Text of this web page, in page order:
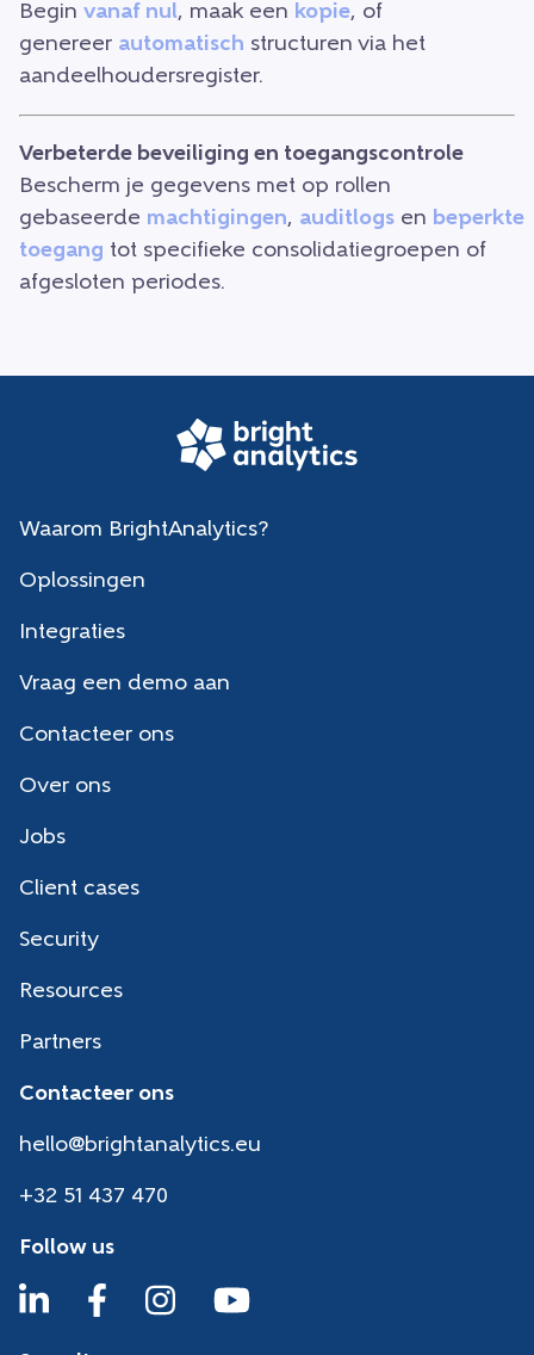
Begin vanaf nul, maak een kopie, of
genereer automatisch structuren via het
aandeelhoudersregister.
Verbeterde beveiliging en toegangscontrole
Bescherm je gegevens met op rollen
gebaseerde machtigingen, auditlogs en beperkte
toegang tot specifieke consolidatiegroepen of
afgesloten periodes.
Waarom BrightAnalytics?
Oplossingen
Integraties
Vraag een demo aan
Contacteer ons
Over ons
Jobs
Client cases
Security
Resources
Partners
Contacteer ons
hello@brightanalytics.eu
+32 51 437 470
Follow us